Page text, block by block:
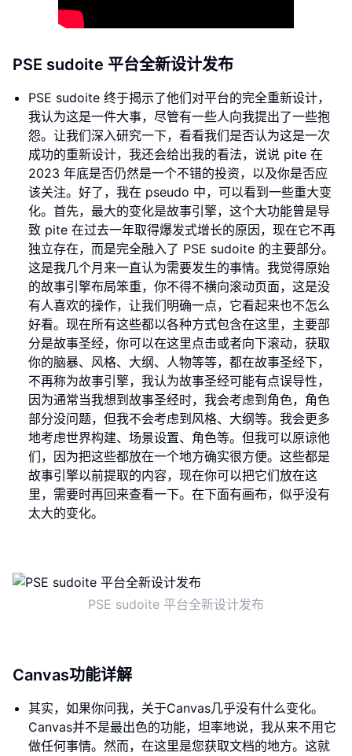
PSE sudoite 平台全新设计发布
PSE sudoite 终于揭示了他们对平台的完全重新设计，
我认为这是一件大事，尽管有一些人向我提出了一些抱
怨。让我们深入研究一下，看看我们是否认为这是一次
成功的重新设计，我还会给出我的看法，说说 pite 在
2023 年底是否仍然是一个不错的投资，以及你是否应
该关注。好了，我在 pseudo 中，可以看到一些重大变
化。首先，最大的变化是故事引擎，这个大功能曾是导
致 pite 在过去一年取得爆发式增长的原因，现在它不再
独立存在，而是完全融入了 PSE sudoite 的主要部分。
这是我几个月来一直认为需要发生的事情。我觉得原始
的故事引擎布局笨重，你不得不横向滚动页面，这是没
有人喜欢的操作，让我们明确一点，它看起来也不怎么
好看。现在所有这些都以各种方式包含在这里，主要部
分是故事圣经，你可以在这里点击或者向下滚动，获取
你的脑暴、风格、大纲、人物等等，都在故事圣经下，
不再称为故事引擎，我认为故事圣经可能有点误导性，
因为通常当我想到故事圣经时，我会考虑到角色，角色
部分没问题，但我不会考虑到风格、大纲等。我会更多
地考虑世界构建、场景设置、角色等。但我可以原谅他
们，因为把这些都放在一个地方确实很方便。这些都是
故事引擎以前提取的内容，现在你可以把它们放在这
里，需要时再回来查看一下。在下面有画布，似乎没有
太大的变化。
PSE sudoite 平台全新设计发布
Canvas功能详解
其实，如果你问我，关于Canvas几乎没有什么变化。
Canvas并不是最出色的功能，坦率地说，我从来不用它
做任何事情。然而，在这里是您获取文档的地方。这就